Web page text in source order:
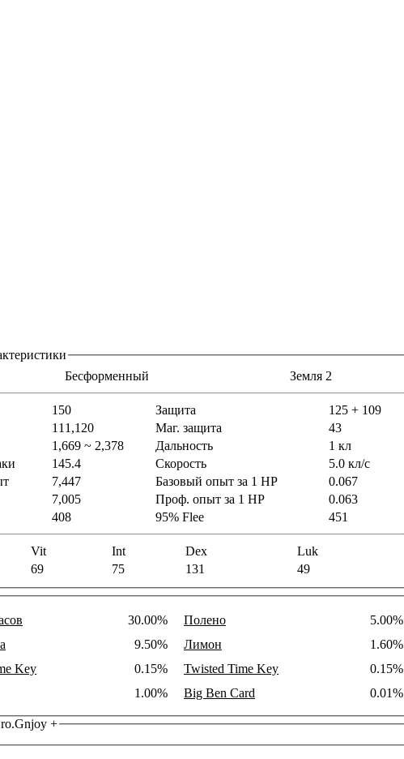
Бесформенный Земля 2
150 Защита
125 + 109
111,120 Маг. защита
43
1,669 ~ 2,378 Дальность
1 кл
145.4 Скорость
5.0 кл/с
7,447 Базовый опыт за 1 HP
0.067
7,005 Проф. опыт за 1 HP
0.063
408 95% Flee 451
Vit Int Dex
Luk
69 75 131
49
30.00% Полено
5.00%
9.50% Лимон
1.60%
Key
0.15% Twisted Time Key
0.15%
1.00% Big Ben Card 0.01%
+